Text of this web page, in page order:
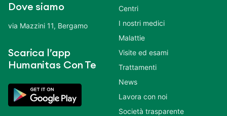
Dove siamo
via Mazzini 11, Bergamo
Scarica l’app
Humanitas Con Te
Centri
I nostri medici
Malattie
Visite ed esami
Trattamenti
News
Lavora con noi
Società trasparente